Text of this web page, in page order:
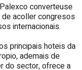
converteuse
acoller congresos
internacionais.
principais hoteis da
ademais de
do sector, ofrece a